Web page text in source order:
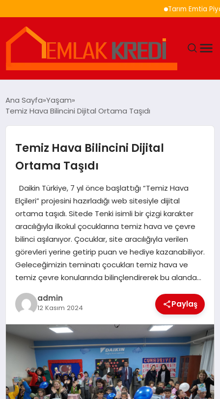
Tarım Emtia
DÜNYA
EĞITIM
MAGAZIN
SAĞLIK
SIYASET
SPOR
TEKNOLOJI
Ana Sayfa Yaşam
Temiz Hava Bilincini Dijital Ortama Taşıdı
Temiz Hava Bilincini Dijital
Ortama Taşıdı
Daikin Türkiye, 7 yıl önce başlattığı “Temiz Hava
Elçileri” projesini hazırladığı web sitesiyle dijital
ortama taşıdı. Sitede Tenki isimli bir çizgi karakter
aracılığıyla ilkokul çocuklarına temiz hava ve çevre
bilinci aşılanıyor. Çocuklar, site aracılığıyla verilen
görevleri yerine getirip puan ve hediye kazanabiliyor.
Geleceğimizin teminatı çocukları temiz hava ve
temiz çevre konularında bilinçlendirerek bu alanda…
admin
12 Kasım 2024 Paylaş